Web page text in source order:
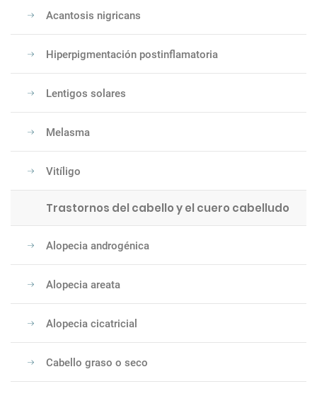
Acantosis nigricans
Hiperpigmentación postinflamatoria
Lentigos solares
Melasma
Vitíligo
Trastornos del cabello y el cuero cabelludo
Alopecia androgénica
Alopecia areata
Alopecia cicatricial
Cabello graso o seco